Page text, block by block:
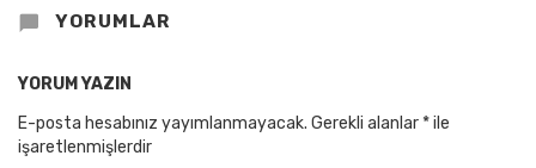
YORUMLAR
YORUM YAZIN
E-posta hesabınız yayımlanmayacak. Gerekli alanlar *ile
işaretlenmişlerdir